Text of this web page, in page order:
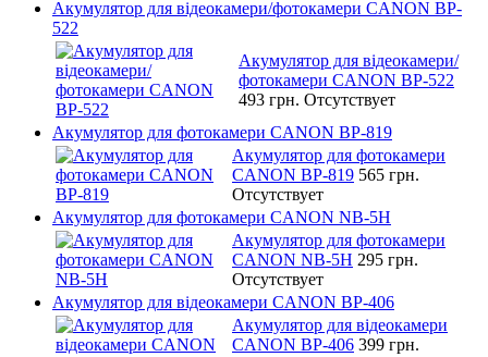
Акумулятор для відеокамери/фотокамери CANON BP-
522
Акумулятор для відеокамери/
фотокамери CANON BP-522
493 грн. Отсутствует
Акумулятор для фотокамери CANON BP-819
Акумулятор для фотокамери
CANON BP-819 565 грн.
Отсутствует
Акумулятор для фотокамери CANON NB-5H
Акумулятор для фотокамери
CANON NB-5H 295 грн.
Отсутствует
Акумулятор для відеокамери CANON BP-406
Акумулятор для відеокамери
CANON BP-406 399 грн.